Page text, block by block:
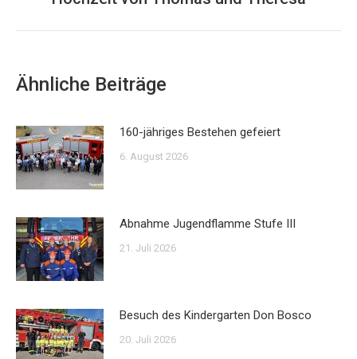
Ähnliche Beiträge
160-jähriges Bestehen gefeiert
6. August 2026
Abnahme Jugendflamme Stufe III
21. Juli 2026
Besuch des Kindergarten Don Bosco
20. Juli 2026